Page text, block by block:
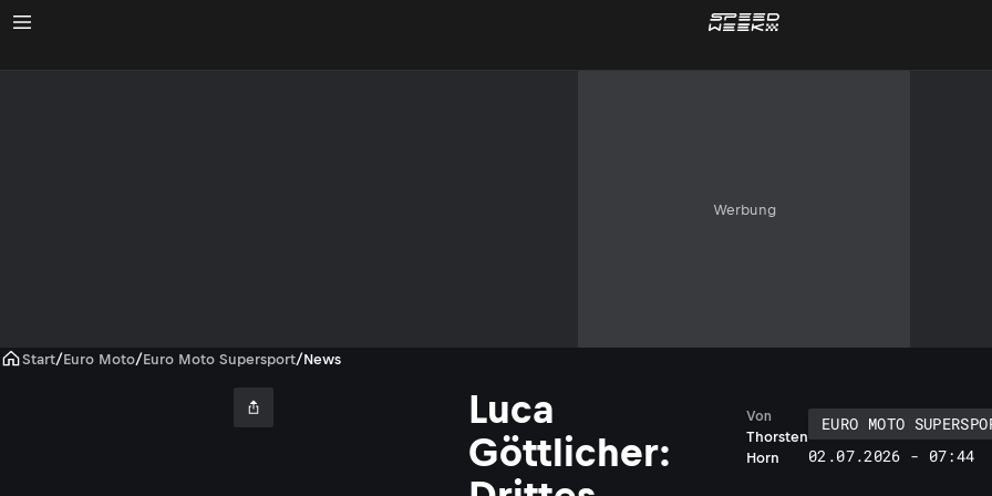
Werbung
Start/Euro Moto/Euro Moto Supersport/News
Luca
Göttlicher:
Thorsten
Horn
Von
EURO MOTO
02.07.2026 - 07:44